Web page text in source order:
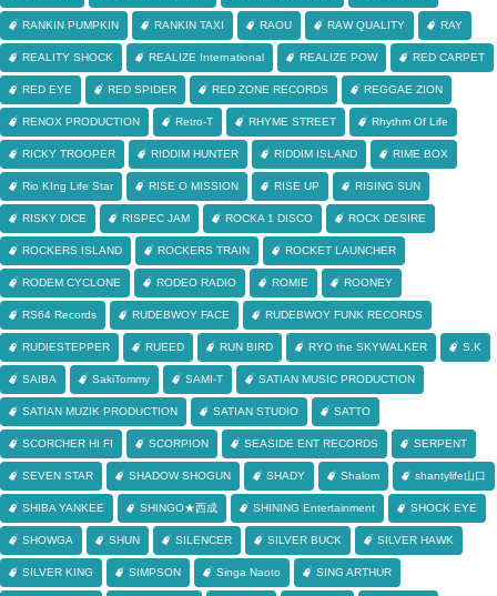
RANKIN PUMPKIN RANKIN TAXI RAOU RAW QUALITY RAY
REALITY SHOCK REALIZE International REALIZE POW RED CARPET
RED EYE RED SPIDER RED ZONE RECORDS REGGAE ZION
RENOX PRODUCTION Retro-T RHYME STREET Rhythm Of Life
RICKY TROOPER RIDDIM HUNTER RIDDIM ISLAND RIME BOX
Rio KIng Life Star RISE O MISSION RISE UP RISING SUN
RISKY DICE RISPEC JAM ROCKA 1 DISCO ROCK DESIRE
ROCKERS ISLAND ROCKERS TRAIN ROCKET LAUNCHER
RODEM CYCLONE RODEO RADIO ROMIE ROONEY
RS64 Records RUDEBWOY FACE RUDEBWOY FUNK RECORDS
RUDIESTEPPER RUEED RUN BIRD RYO the SKYWALKER S.K
SAIBA SakiTommy SAMI-T SATIAN MUSIC PRODUCTION
SATIAN MUZIK PRODUCTION SATIAN STUDIO SATTO
SCORCHER HI FI SCORPION SEASIDE ENT RECORDS SERPENT
SEVEN STAR SHADOW SHOGUN SHADY Shalom shantylife山口
SHIBA YANKEE SHINGO★西成 SHINING Entertainment SHOCK EYE
SHOWGA SHUN SILENCER SILVER BUCK SILVER HAWK
SILVER KING SIMPSON Singa Naoto SING ARTHUR